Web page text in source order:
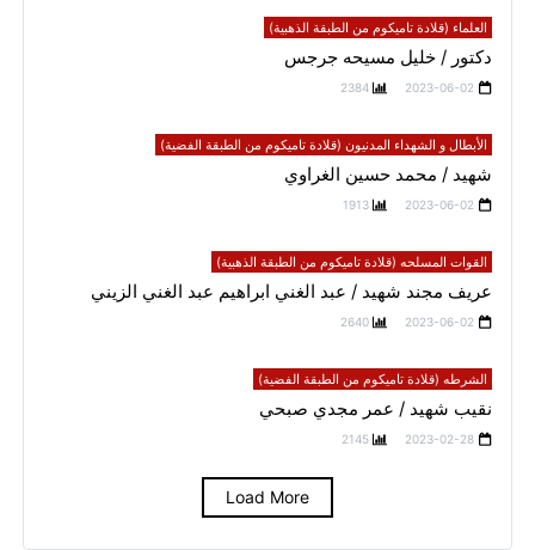
العلماء (قلادة تاميكوم من الطبقة الذهبية)
دكتور / خليل مسيحه جرجس
2023-06-02
2384
الأبطال و الشهداء المدنيون (قلادة تاميكوم من الطبقة الفضية)
شهيد / محمد حسين الغراوي
2023-06-02
1913
القوات المسلحه (قلادة تاميكوم من الطبقة الذهبية)
عريف مجند شهيد / عبد الغني ابراهيم عبد الغني الزيني
2023-06-02
2640
الشرطه (قلادة تاميكوم من الطبقة الفضية)
نقيب شهيد / عمر مجدي صبحي
2023-02-28
2145
Load More